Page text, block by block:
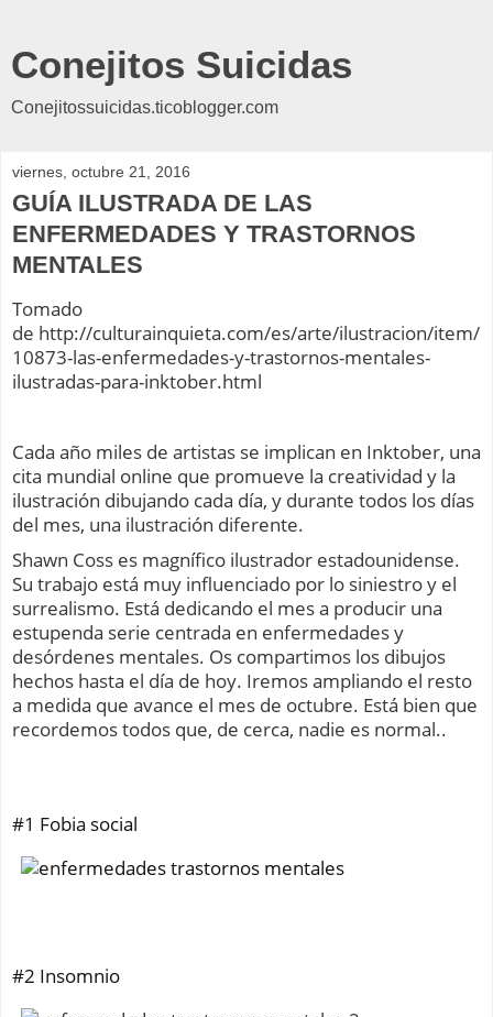
Conejitos Suicidas
Conejitossuicidas.ticoblogger.com
viernes, octubre 21, 2016
GUÍA ILUSTRADA DE LAS
ENFERMEDADES Y TRASTORNOS
MENTALES
Tomado
de http://culturainquieta.com/es/arte/ilustracion/item/
10873-las-enfermedades-y-trastornos-mentales-
ilustradas-para-inktober.html
Cada año miles de artistas se implican en Inktober, una
cita mundial online que promueve la creatividad y la
ilustración dibujando cada día, y durante todos los días
del mes, una ilustración diferente.
Shawn Coss es magnífico ilustrador estadounidense.
Su trabajo está muy influenciado por lo siniestro y el
surrealismo. Está dedicando el mes a producir una
estupenda serie centrada en enfermedades y
desórdenes mentales. Os compartimos los dibujos
hechos hasta el día de hoy. Iremos ampliando el resto
a medida que avance el mes de octubre. Está bien que
recordemos todos que, de cerca, nadie es normal..
#1 Fobia social
#2 Insomnio